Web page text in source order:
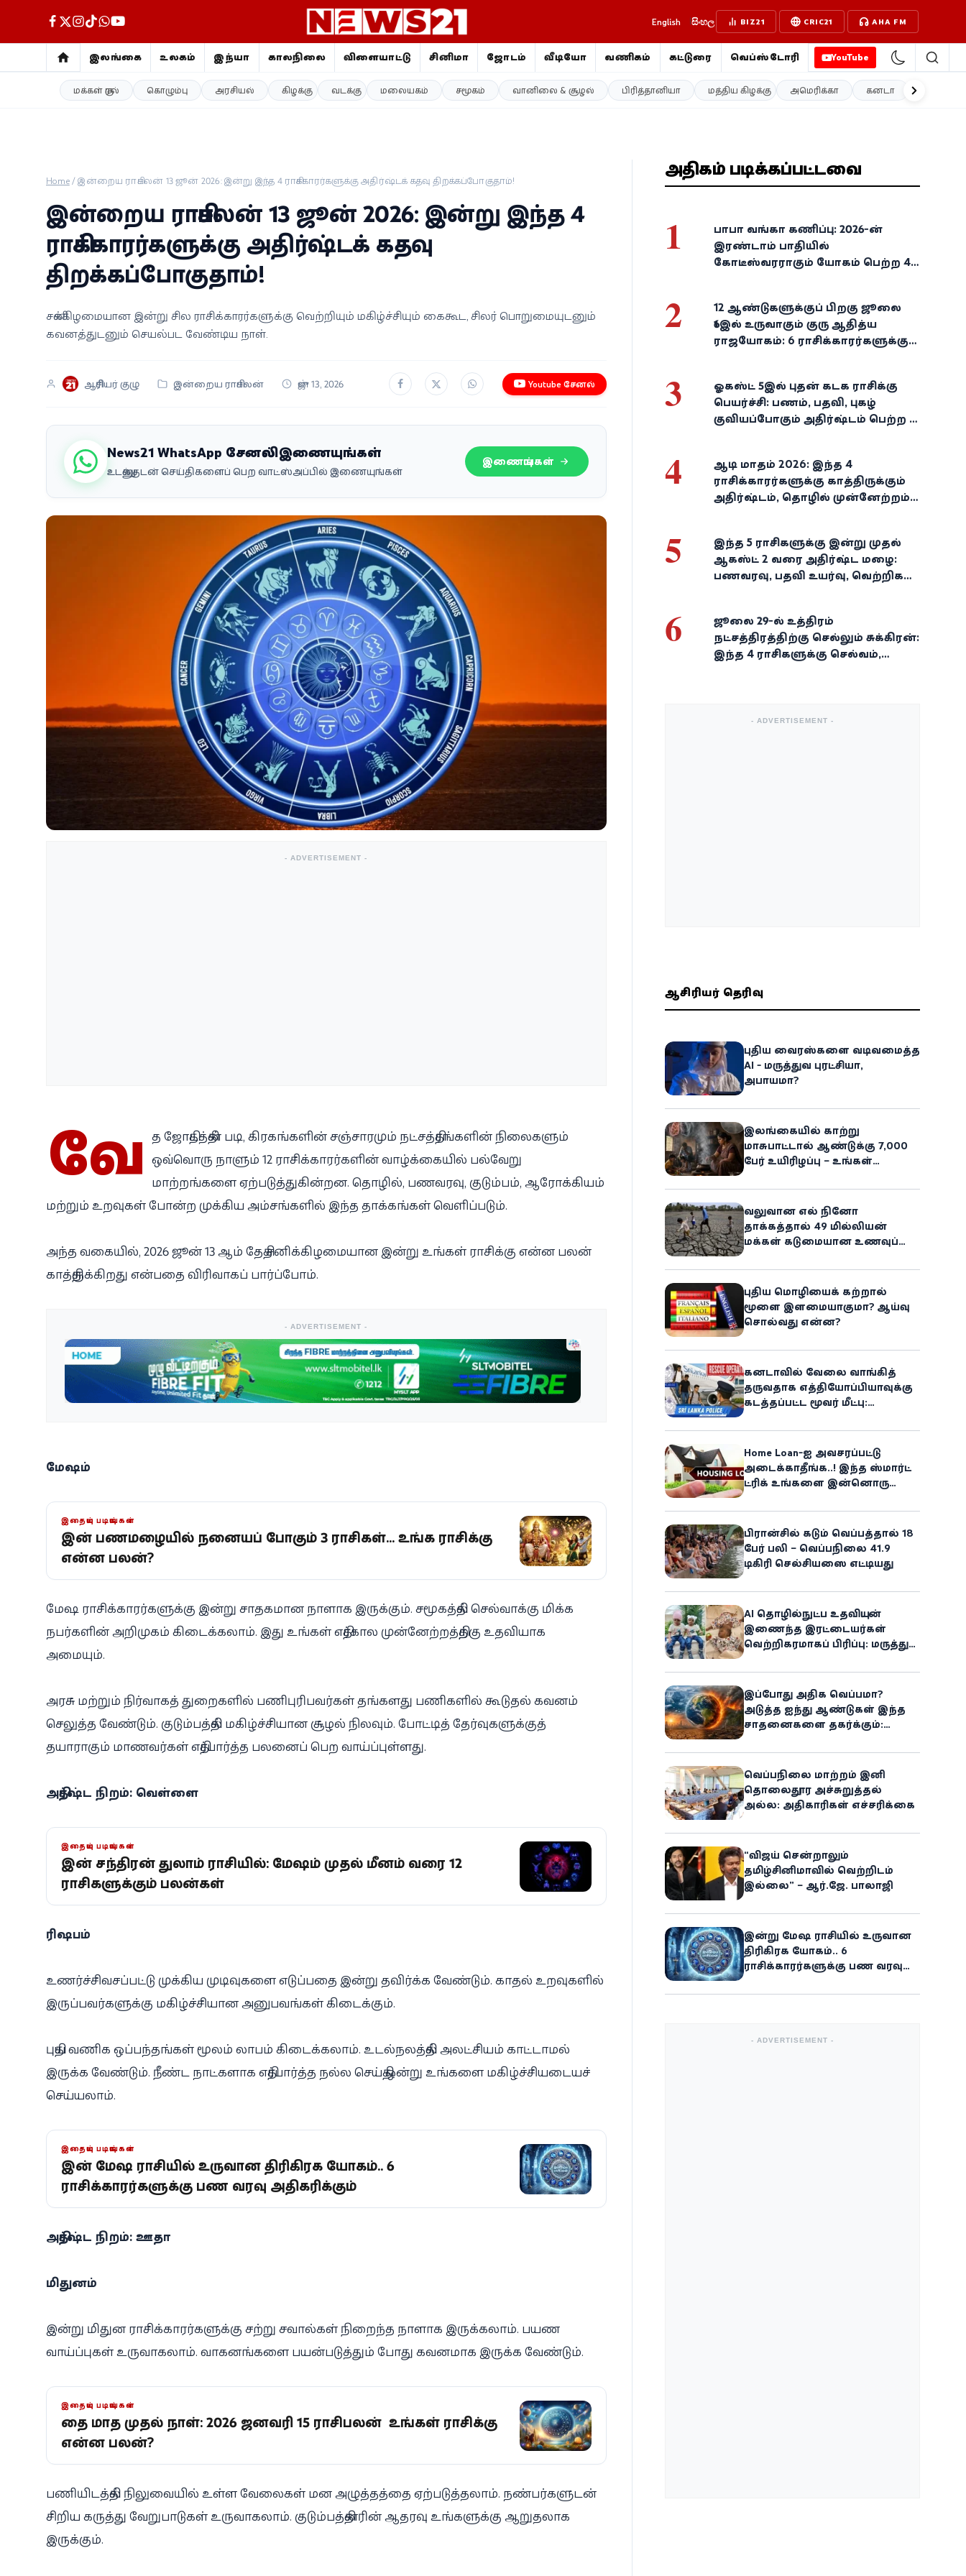
English සිංහල BIZ21 CRIC21 AHA FM
இலங்கை உலகம் இந்தியா காலநிலை விளையாட்டு சினிமா ஜோதிடம் வீடியோ வணிகம் கட்டுரை வெப்ஸ்டோரி YouTube
மக்கள் குரல் கொழும்பு அரசியல் கிழக்கு வடக்கு மலையகம் சமூகம் வானிலை & சூழல் பிரித்தானியா மத்திய கிழக்கு அமெரிக்கா கனடா
இலங்கை
சினிமா
வீடியோ
தமிழ்
Home/இன்றைய ராசிபலன் 13 ஜூன் 2026: இன்று இந்த 4 ராசிக்காரர்களுக்கு அதிர்ஷ்டக் கதவு திறக்கப்போகுதாம்!
இன்றைய ராசிபலன் 13 ஜூன் 2026: இன்று இந்த 4
ராசிக்காரர்களுக்கு அதிர்ஷ்டக் கதவு
திறக்கப்போகுதாம்!
சனிக்கிழமையான இன்று சில ராசிக்காரர்களுக்கு வெற்றியும் மகிழ்ச்சியும் கைகூட, சிலர் பொறுமையுடனும்
கவனத்துடனும் செயல்பட வேண்டிய நாள்.
ஆசிரியர் குழு இன்றைய ராசிபலன் ஜுன் 13, 2026 Youtube சேனல்
News21 WhatsApp சேனலில் இணையுங்கள்
உடனுக்குடன் செய்திகளைப் பெற வாட்ஸ்அப்பில் இணையுங்கள்
இணையுங்கள்
- ADVERTISEMENT -
வே த ஜோதிடத்தின் படி, கிரகங்களின் சஞ்சாரமும் நட்சத்திரங்களின் நிலைகளும்
ஒவ்வொரு நாளும் 12 ராசிக்காரர்களின் வாழ்க்கையில் பல்வேறு
மாற்றங்களை ஏற்படுத்துகின்றன. தொழில், பணவரவு, குடும்பம், ஆரோக்கியம்
மற்றும் உறவுகள் போன்ற முக்கிய அம்சங்களில் இந்த தாக்கங்கள் வெளிப்படும்.
அந்த வகையில், 2026 ஜூன் 13 ஆம் தேதி சனிக்கிழமையான இன்று உங்கள் ராசிக்கு என்ன பலன்
காத்திருக்கிறது என்பதை விரிவாகப் பார்ப்போம்.
- ADVERTISEMENT -
மேஷம்
இதையும் படியுங்கள்
இன்று பணமழையில் நனையப் போகும் 3 ராசிகள்... உங்க ராசிக்கு
என்ன பலன்?
மேஷ ராசிக்காரர்களுக்கு இன்று சாதகமான நாளாக இருக்கும். சமூகத்தில் செல்வாக்கு மிக்க
நபர்களின் அறிமுகம் கிடைக்கலாம். இது உங்கள் எதிர்கால முன்னேற்றத்திற்கு உதவியாக
அமையும்.
அரசு மற்றும் நிர்வாகத் துறைகளில் பணிபுரிபவர்கள் தங்களது பணிகளில் கூடுதல் கவனம்
செலுத்த வேண்டும். குடும்பத்தில் மகிழ்ச்சியான சூழல் நிலவும். போட்டித் தேர்வுகளுக்குத்
தயாராகும் மாணவர்கள் எதிர்பார்த்த பலனைப் பெற வாய்ப்புள்ளது.
அதிர்ஷ்ட நிறம்: வெள்ளை
இதையும் படியுங்கள்
இன்று சந்திரன் துலாம் ராசியில்: மேஷம் முதல் மீனம் வரை 12
ராசிகளுக்கும் பலன்கள்
ரிஷபம்
உணர்ச்சிவசப்பட்டு முக்கிய முடிவுகளை எடுப்பதை இன்று தவிர்க்க வேண்டும். காதல் உறவுகளில்
இருப்பவர்களுக்கு மகிழ்ச்சியான அனுபவங்கள் கிடைக்கும்.
புதிய வணிக ஒப்பந்தங்கள் மூலம் லாபம் கிடைக்கலாம். உடல்நலத்தில் அலட்சியம் காட்டாமல்
இருக்க வேண்டும். நீண்ட நாட்களாக எதிர்பார்த்த நல்ல செய்தி ஒன்று உங்களை மகிழ்ச்சியடையச்
செய்யலாம்.
இதையும் படியுங்கள்
இன்று மேஷ ராசியில் உருவான திரிகிரக யோகம்.. 6
ராசிக்காரர்களுக்கு பண வரவு அதிகரிக்கும்
அதிர்ஷ்ட நிறம்: ஊதா
மிதுனம்
இன்று மிதுன ராசிக்காரர்களுக்கு சற்று சவால்கள் நிறைந்த நாளாக இருக்கலாம். பயண
வாய்ப்புகள் உருவாகலாம். வாகனங்களை பயன்படுத்தும் போது கவனமாக இருக்க வேண்டும்.
இதையும் படியுங்கள்
தை மாத முதல் நாள்: 2026 ஜனவரி 15 ராசிபலன் – உங்கள் ராசிக்கு
என்ன பலன்?
பணியிடத்தில் நிலுவையில் உள்ள வேலைகள் மன அழுத்தத்தை ஏற்படுத்தலாம். நண்பர்களுடன்
சிறிய கருத்து வேறுபாடுகள் உருவாகலாம். குடும்பத்தினரின் ஆதரவு உங்களுக்கு ஆறுதலாக
இருக்கும்.
அதிகம் படிக்கப்பட்டவை
1
பாபா வங்கா கணிப்பு: 2026-ன்
இரண்டாம் பாதியில்
கோடீஸ்வரராகும் யோகம் பெற்ற 4
2
12 ஆண்டுகளுக்குப் பிறகு ஜூலை
16இல் உருவாகும் குரு ஆதித்ய
ராஜயோகம்: 6 ராசிக்காரர்களுக்கு
3
ஓகஸ்ட் 5இல் புதன் கடக ராசிக்கு
பெயர்ச்சி: பணம், பதவி, புகழ்
குவியப்போகும் அதிர்ஷ்டம் பெற்ற 3
4
ஆடி மாதம் 2026: இந்த 4
ராசிக்காரர்களுக்கு காத்திருக்கும்
அதிர்ஷ்டம், தொழில் முன்னேற்றம்,
5
இந்த 5 ராசிகளுக்கு இன்று முதல்
ஆகஸ்ட் 2 வரை அதிர்ஷ்ட மழை:
பணவரவு, பதவி உயர்வு, வெற்றிகள்
6
ஜூலை 29-ல் உத்திரம்
நட்சத்திரத்திற்கு செல்லும் சுக்கிரன்:
இந்த 4 ராசிகளுக்கு செல்வம்,
- ADVERTISEMENT -
ஆசிரியர் தெரிவு
புதிய வைரஸ்களை வடிவமைத்த
AI - மருத்துவ புரட்சியா,
அபாயமா?
இலங்கையில் காற்று
மாசுபாட்டால் ஆண்டுக்கு 7,000
பேர் உயிரிழப்பு – உங்கள்
ஆபத்து!
வலுவான எல் நினோ
தாக்கத்தால் 49 மில்லியன்
மக்கள் கடுமையான உணவுப்
அபாயம் - உலக உணவுத் திட்டம்
எச்சரிக்கை!
புதிய மொழியைக் கற்றால்
மூளை இளமையாகுமா? ஆய்வு
சொல்வது என்ன?
கனடாவில் வேலை வாங்கித்
தருவதாக எத்தியோப்பியாவுக்கு
கடத்தப்பட்ட மூவர் மீட்பு:
Home Loan-ஐ அவசரப்பட்டு
அடைக்காதீங்க..! இந்த ஸ்மார்ட்
ட்ரிக் உங்களை இன்னொரு
உரிமையாளராக்கலாம்!
பிரான்சில் கடும் வெப்பத்தால் 18
பேர் பலி – வெப்பநிலை 41.9
டிகிரி செல்சியஸை எட்டியது
AI தொழில்நுட்ப உதவியுடன்
இணைந்த இரட்டையர்கள்
வெற்றிகரமாகப் பிரிப்பு: மருத்துவ
இப்போது அதிக வெப்பமா?
அடுத்த ஐந்து ஆண்டுகள் இந்த
சாதனைகளை தகர்க்கும்:
எச்சரிக்கை
வெப்பநிலை மாற்றம் இனி
தொலைதூர அச்சுறுத்தல்
அல்ல: அதிகாரிகள் எச்சரிக்கை
“விஜய் சென்றாலும்
தமிழ்சினிமாவில் வெற்றிடம்
இல்லை” – ஆர்.ஜே. பாலாஜி
இன்று மேஷ ராசியில் உருவான
திரிகிரக யோகம்.. 6
ராசிக்காரர்களுக்கு பண வரவு
- ADVERTISEMENT -